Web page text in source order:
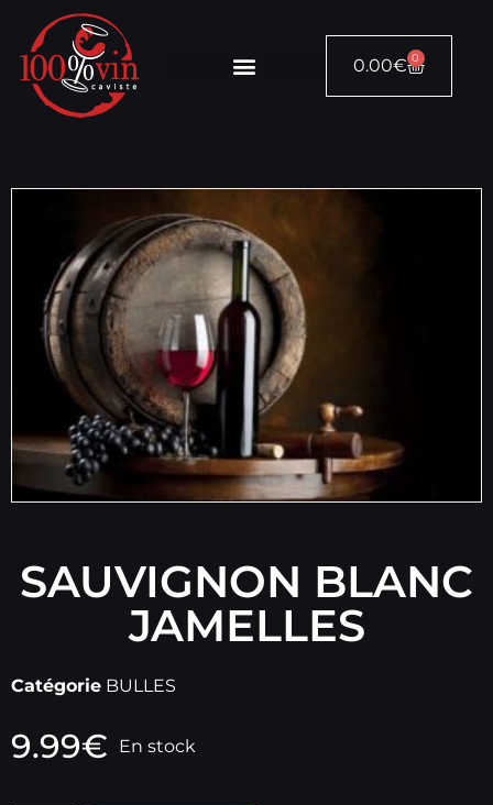
0.00€ 0
SAUVIGNON BLANC
JAMELLES
Catégorie BULLES
9.99€ En stock